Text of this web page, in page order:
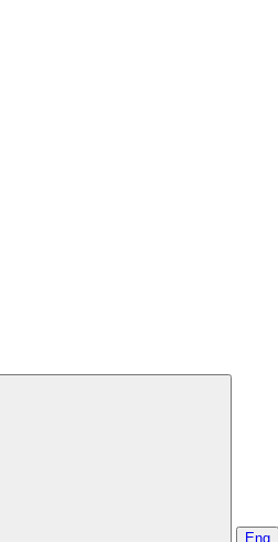
Eng